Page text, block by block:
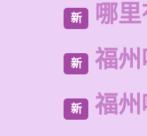
新 哪
新 福
新 福